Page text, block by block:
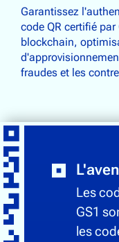
Garantissez
code QR certifié
blockchain,
fraudes et les
Les
GS1
les